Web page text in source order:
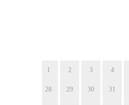
1 2 3 4
28 29 30 31